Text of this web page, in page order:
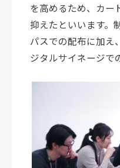
を高めるため、カー
抑えたといいます。
パスでの配布に加え
ジタルサイネージで